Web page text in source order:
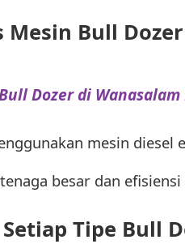
Mesin Bull
Dozer di
mesin diesel
besar dan
Tipe Bull